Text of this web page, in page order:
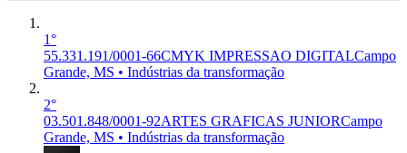
1°
55.331.191/0001-66CMYK IMPRESSAO DIGITALCampo
Grande, MS • Indústrias da transformação
2°
03.501.848/0001-92ARTES GRAFICAS JUNIORCampo
Grande, MS • Indústrias da transformação